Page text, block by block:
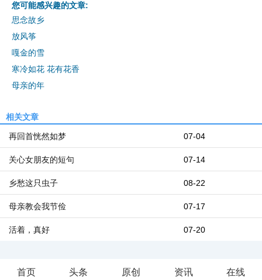
您可能感兴趣的文章:
思念故乡
放风筝
嘎金的雪
寒冷如花 花有花香
母亲的年
相关文章
07-04
再回首恍然如梦
07-14
关心女朋友的短句
08-22
乡愁这只虫子
07-17
母亲教会我节俭
07-20
活着，真好
首页 头条 原创 资讯 在线